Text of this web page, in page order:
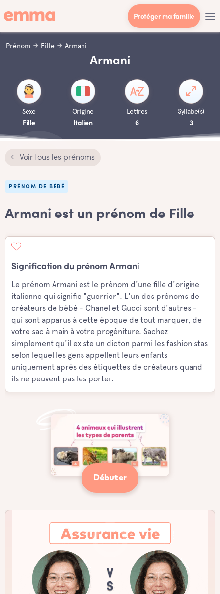
Protéger ma famille
Prénom Fille Armani
Armani
Sexe
Fille
Origine
Italien
Lettres
6
Syllabe(s)
3
← Voir tous les prénoms
PRÉNOM DE BÉBÉ
Armani est un prénom de Fille
Signification du prénom Armani
Le prénom Armani est le prénom d'une fille d'origine
italienne qui signifie "guerrier". L'un des prénoms de
créateurs de bébé - Chanel et Gucci sont d'autres -
qui sont apparus à cette époque de tout marquer, de
votre sac à main à votre progéniture. Sachez
simplement qu'il existe un dicton parmi les fashionistas
selon lequel les gens appellent leurs enfants
uniquement après des étiquettes de créateurs quand
ils ne peuvent pas les porter.
Débuter